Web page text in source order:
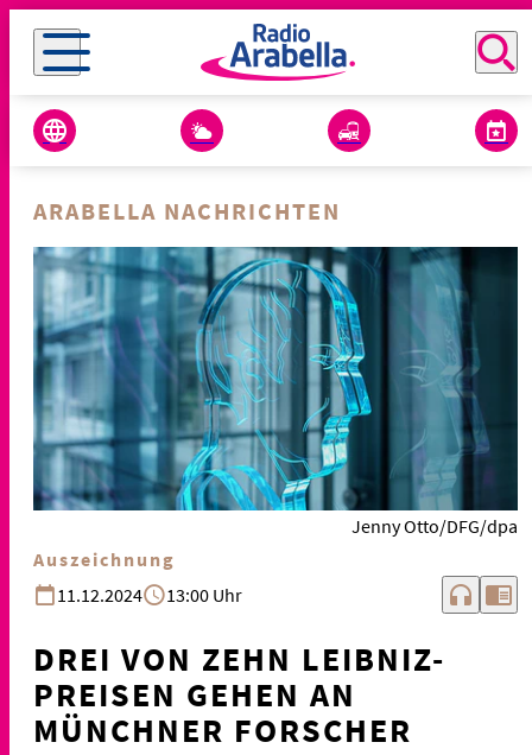
ARABELLA NACHRICHTEN
Jenny Otto/DFG/dpa
Auszeichnung
11.12.2024
13:00 Uhr headphones chrome_reader_mode
DREI VON ZEHN LEIBNIZ-
PREISEN GEHEN AN
MÜNCHNER FORSCHER